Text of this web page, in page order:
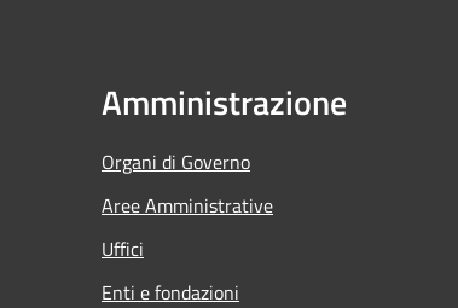
Amministrazione
Organi di Governo
Aree Amministrative
Uffici
Enti e fondazioni